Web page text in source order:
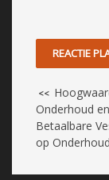
<<
Onderhoud
Betaalbare
op